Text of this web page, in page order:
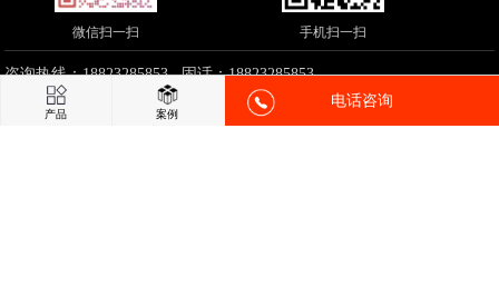
微信扫一扫 手机扫一扫
咨询热线：18823285853 固话：18823285853
邮箱：18823285853@163.com 网址：http://www.riaol.com
产品 案例
电话咨询